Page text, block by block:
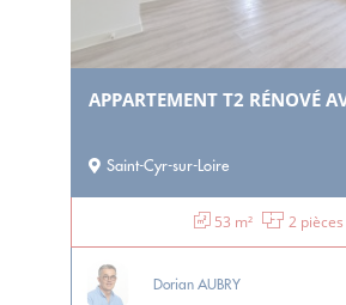
APPARTEMENT T2 RÉNOVÉ
Saint-Cyr-sur-Loire
53 m² 2 pièces
Dorian AUBRY